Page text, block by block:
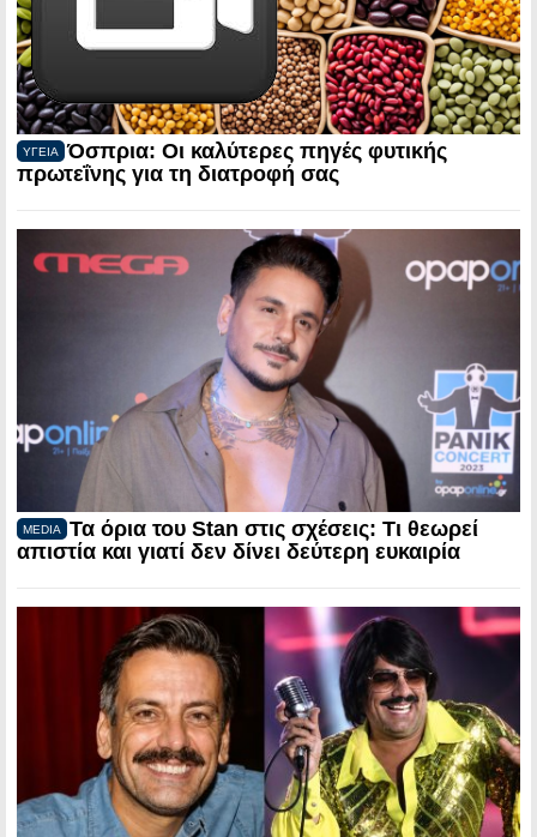
ΥΓΕΙΑ
Όσπρια: Οι καλύτερες πηγές φυτικής
πρωτεΐνης για τη διατροφή σας
MEDIA
Τα όρια του Stan στις σχέσεις: Τι θεωρεί
απιστία και γιατί δεν δίνει δεύτερη ευκαιρία